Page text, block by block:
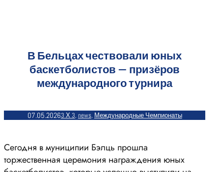
В Бельцах чествовали юных
баскетболистов — призёров
международного турнира
07.05.20263 Х 3, news, Международные Чемпионаты
Сегодня в муниципии Бэлць прошла
торжественная церемония награждения юных